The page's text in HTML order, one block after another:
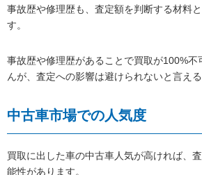
事故歴や修理歴も、査定額を判断する材料
す。
事故歴や修理歴があることで買取が100%不
んが、査定への影響は避けられないと言える
中古車市場での人気度
買取に出した車の中古車人気が高ければ、
能性があります。